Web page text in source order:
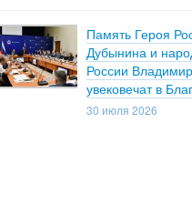
Память Героя
Дубынина и
России
увековечат в
30 июля 2026